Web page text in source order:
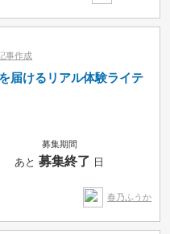
プロジェクト
事作成
届けるリアル体験ライテ
募集期間
あと募集終了 日
春乃ふうか